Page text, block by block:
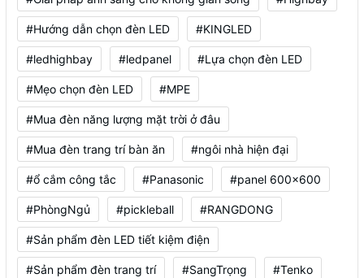
#Hướng dẫn chọn đèn LED #KINGLED
#ledhighbay #ledpanel #Lựa chọn đèn LED
#Mẹo chọn đèn LED #MPE
#Mua đèn năng lượng mặt trời ở đâu
#Mua đèn trang trí bàn ăn #ngôi nhà hiện đại
#ổ cắm công tắc #Panasonic #panel 600x600
#PhòngNgủ #pickleball #RANGDONG
#Sản phẩm đèn LED tiết kiệm điện
#Sản phẩm đèn trang trí #SangTrọng #Tenko